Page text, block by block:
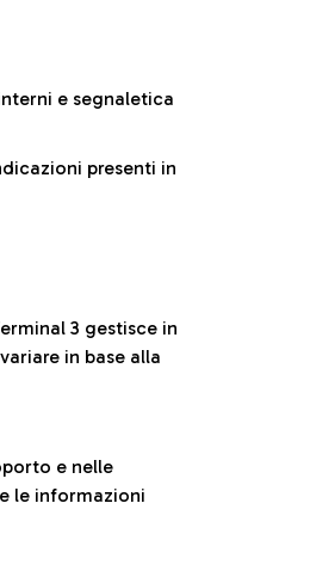
e segnaletica
presenti in
3 gestisce in
in base alla
e nelle
le informazioni